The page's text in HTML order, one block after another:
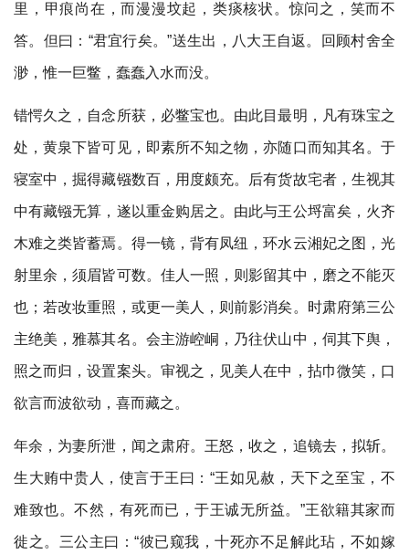
里，甲痕尚在，而漫漫坟起，类痰核状。惊问之，笑而不
答。但曰：“君宜行矣。”送生出，八大王自返。回顾村舍全
渺，惟一巨鳖，蠢蠢入水而没。
错愕久之，自念所获，必鳖宝也。由此目最明，凡有珠宝之
处，黄泉下皆可见，即素所不知之物，亦随口而知其名。于
寝室中，掘得藏镪数百，用度颇充。后有货故宅者，生视其
中有藏镪无算，遂以重金购居之。由此与王公埒富矣，火齐
木难之类皆蓄焉。得一镜，背有凤纽，环水云湘妃之图，光
射里余，须眉皆可数。佳人一照，则影留其中，磨之不能灭
也；若改妆重照，或更一美人，则前影消矣。时肃府第三公
主绝美，雅慕其名。会主游崆峒，乃往伏山中，伺其下舆，
照之而归，设置案头。审视之，见美人在中，拈巾微笑，口
欲言而波欲动，喜而藏之。
年余，为妻所泄，闻之肃府。王怒，收之，追镜去，拟斩。
生大贿中贵人，使言于王曰：“王如见赦，天下之至宝，不
难致也。不然，有死而已，于王诚无所益。”王欲籍其家而
徙之。三公主曰：“彼已窥我，十死亦不足解此玷，不如嫁